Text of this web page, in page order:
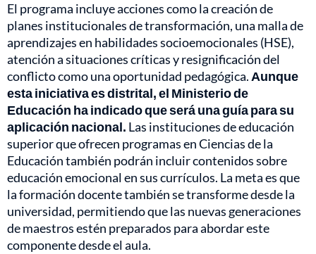
El programa incluye acciones como la creación de
planes institucionales de transformación, una malla de
aprendizajes en habilidades socioemocionales (HSE),
atención a situaciones críticas y resignificación del
conflicto como una oportunidad pedagógica. Aunque
esta iniciativa es distrital, el Ministerio de
Educación ha indicado que será una guía para su
aplicación nacional. Las instituciones de educación
superior que ofrecen programas en Ciencias de la
Educación también podrán incluir contenidos sobre
educación emocional en sus currículos. La meta es que
la formación docente también se transforme desde la
universidad, permitiendo que las nuevas generaciones
de maestros estén preparados para abordar este
componente desde el aula.